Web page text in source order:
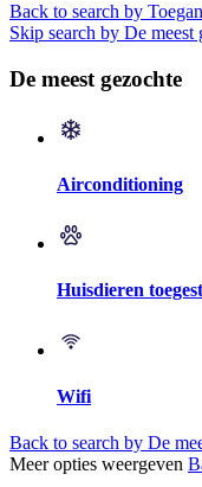
Back to search by
Skip search by De meest
De meest gezochte
Airconditioning
Huisdieren
Wifi
Back to search by De
Meer opties weergeven